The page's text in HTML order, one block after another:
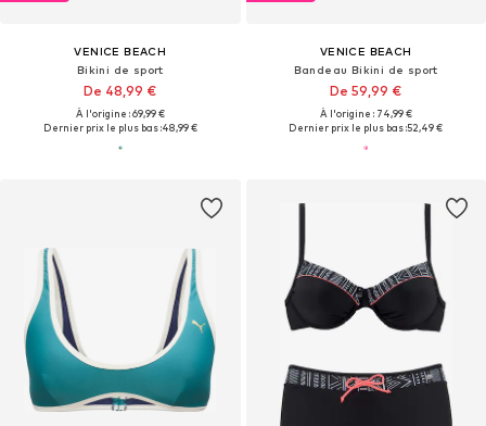
VENICE BEACH
Bikini de sport
De 48,99 €
À l'origine : 69,99 €
Dernier prix le plus bas :48,99 €
VENICE BEACH
Bandeau Bikini de sport
De 59,99 €
À l'origine : 74,99 €
Dernier prix le plus bas :52,49 €